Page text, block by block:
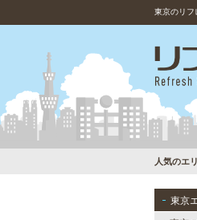
東京のリフ
人気のエ
東京